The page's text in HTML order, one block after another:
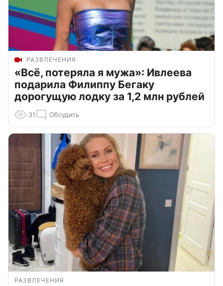
РАЗВЛЕЧЕНИЯ
«Всё, потеряла я мужа»: Ивлеева
подарила Филиппу Бегаку
дорогущую лодку за 1,2 млн рублей
31 Обсудить
РАЗВЛЕЧЕНИЯ